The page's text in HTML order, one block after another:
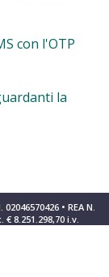
con l'OTP
la
• REA N.
8.251.298,70 i.v.